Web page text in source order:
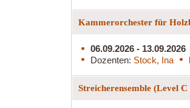
Kammerorchester für
06.09.2026 - 13.09.2026
Dozenten: Stock, Ina
Streicherensemble (Level C